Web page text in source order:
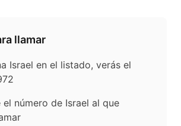
llamar
Israel en el listado, verás el
el número de Israel al que